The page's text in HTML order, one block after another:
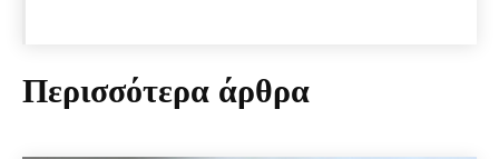
Περισσότερα άρθρα